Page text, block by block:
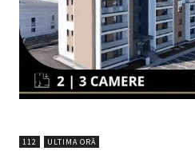
112 ULTIMA ORĂ